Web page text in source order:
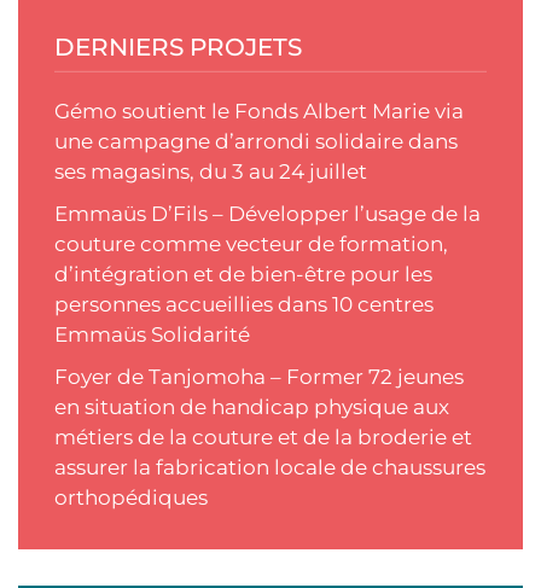
DERNIERS PROJETS
Gémo soutient le Fonds Albert Marie via
une campagne d’arrondi solidaire dans
ses magasins, du 3 au 24 juillet
Emmaüs D’Fils – Développer l’usage de la
couture comme vecteur de formation,
d’intégration et de bien-être pour les
personnes accueillies dans 10 centres
Emmaüs Solidarité
Foyer de Tanjomoha – Former 72 jeunes
en situation de handicap physique aux
métiers de la couture et de la broderie et
assurer la fabrication locale de chaussures
orthopédiques